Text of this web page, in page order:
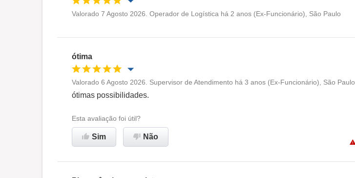
Valorado 7 Agosto 2026. Operador de Logística há 2 anos (Ex-Funcionário), São Paulo
ótima
Oportunidade de promoção
Ambiente de trabalho
Recomenda esta empresa
Valorado 6 Agosto 2026. Supervisor de Atendimento há 3 anos (Ex-Funcionário), São Paulo
ótimas possibilidades.
Esta avaliação foi útil?
Sim Não